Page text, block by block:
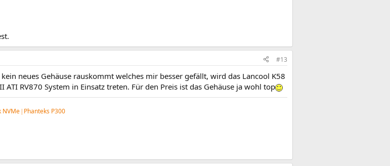
#13
neues Gehäuse rauskommt welches mir besser gefällt, wird das Lancool K58
RV870 System in Einsatz treten. Für den Preis ist das Gehäuse ja wohl top
NVMe | Phanteks P300